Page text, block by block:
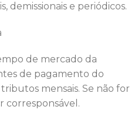
demissionais e periódicos.
de mercado da
de pagamento do
mensais. Se não for
corresponsável.